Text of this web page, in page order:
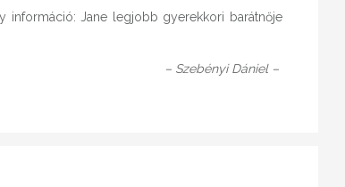
információ: Jane legjobb gyerekkori barátnője
– Szebényi Dániel –